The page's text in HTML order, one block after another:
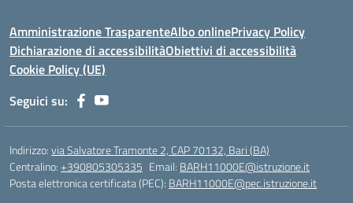
Amministrazione TrasparenteAlbo onlinePrivacy Policy
Dichiarazione di accessibilitàObiettivi di accessibilità
Cookie Policy (UE)
Seguici su:
Indirizzo:via Salvatore Tramonte 2, CAP 70132, Bari (BA)
Centralino:+390805305335 Email: BARH11000E@istruzione.it
Posta elettronica certificata (PEC): BARH11000E@pec.istruzione.it